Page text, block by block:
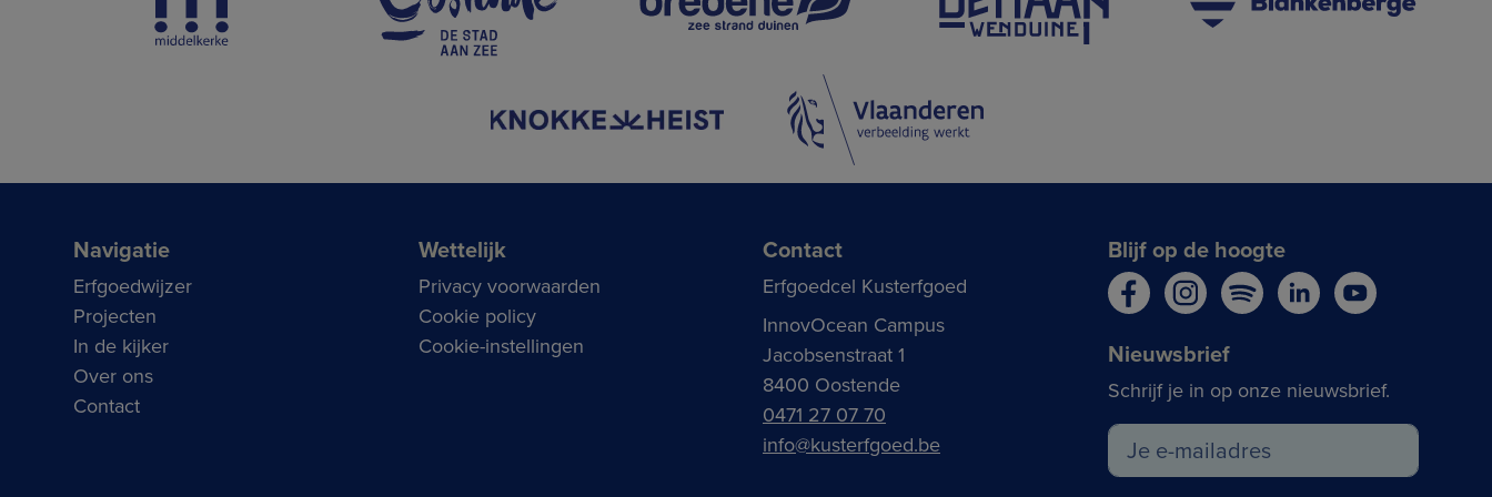
Navigatie
Erfgoedwijzer
Projecten
In de kijker
Over ons
Contact
Wettelijk
Privacy voorwaarden
Cookie policy
Cookie-instellingen
Contact
Erfgoedcel Kusterfgoed
InnovOcean Campus
Jacobsenstraat 1
8400 Oostende
0471 27 07 70
info@kusterfgoed.be
Blijf op de hoogte
Nieuwsbrief
Schrijf je in op onze nieuwsbrief.